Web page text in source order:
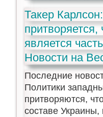
Такер
является
Новости на
Последние
Политики
притворяются,
составе